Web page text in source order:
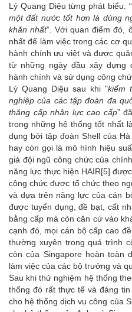
Lý Quang Diệu từng phát biểu: “
một đất nước tốt hơn là dùng
khăn nhất”. Với quan điểm đó,
nhất để làm việc trong các cơ
hành chính ưu việt và được
từ những ngày đầu xây dựng
hành chính và sử dụng công
Lý Quang Diệu sau khi "kiểm
nghiệp của các tập đoàn đa
thăng cấp nhân lực cao cấp”
trong những hệ thống tốt nhất
dụng bởi tập đoàn Shell của
hay còn gọi là mô hình hiệu
giá đội ngũ công chức của
năng lực thực hiện HAIR[5]
công chức được tổ chức theo
và dựa trên năng lực của cán
được tuyển dụng, đề bạt, cất
bằng cấp mà còn căn cứ vào
cạnh đó, mọi cán bộ cấp cao
thường xuyên trong quá trình
còn của Singapore hoàn toàn
làm việc của các bộ trưởng và
Sau khi thử nghiệm hệ thống
thống đó rất thực tế và đáng
cho hệ thống dịch vụ công của